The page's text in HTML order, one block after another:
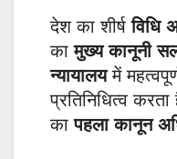
देश का शीर्षविधि
कामुख्य कानूनी
न्यायालयमें
प्रतिनिधित्व करता
कापहला कानून